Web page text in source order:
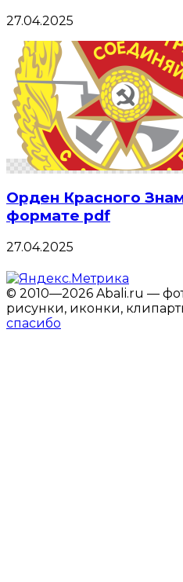
27.04.2025
Орден Красного
формате pdf
27.04.2025
© 2010—2026 Abali.ru —
рисунки, иконки,
спасибо